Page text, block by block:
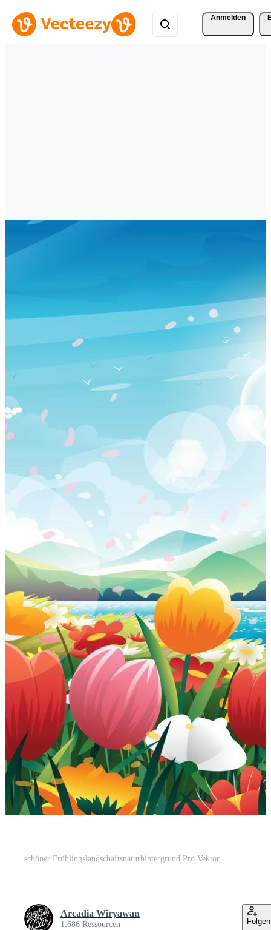
Anmelden
schöner Frühlingslandschaftsnaturhintergrund Pro Vektor
Arcadia Wiryawan
1.686 Ressourcen Folgen